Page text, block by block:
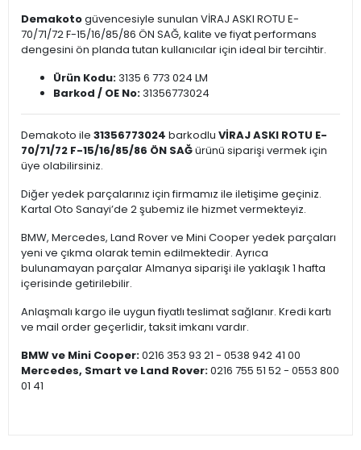
Demakotogüvencesiyle sunulan VİRAJ ASKI ROTU E-
70/71/72 F-15/16/85/86 ÖN SAĞ, kalite ve fiyat performans
dengesini ön planda tutan kullanıcılar için ideal bir tercihtir.
Ürün Kodu:3135 6 773 024 LM
Barkod / OE No:31356773024
Demakoto ile 31356773024 barkodlu VİRAJ ASKI ROTU E-
70/71/72 F-15/16/85/86 ÖN SAĞürünü siparişi vermek için
üye olabilirsiniz.
Diğer yedek parçalarınız için firmamız ile iletişime geçiniz.
Kartal Oto Sanayi’de 2 şubemiz ile hizmet vermekteyiz.
BMW, Mercedes, Land Rover ve Mini Cooper yedek parçaları
yeni ve çıkma olarak temin edilmektedir. Ayrıca
bulunamayan parçalar Almanya siparişi ile yaklaşık 1 hafta
içerisinde getirilebilir.
Anlaşmalı kargo ile uygun fiyatlı teslimat sağlanır. Kredi kartı
ve mail order geçerlidir, taksit imkanı vardır.
BMW ve Mini Cooper:0216 353 93 21 - 0538 942 41 00
Mercedes, Smart ve Land Rover:0216 755 51 52 - 0553 800
01 41